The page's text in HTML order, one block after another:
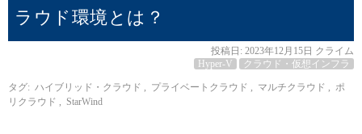
ラウド環境とは？
投稿日: 2023年12月15日 クライム
Hyper-V
クラウド・仮想インフラ
タグ: ハイブリッド・クラウド プライベートクラウド マルチクラウド
ポ
リクラウド
StarWind